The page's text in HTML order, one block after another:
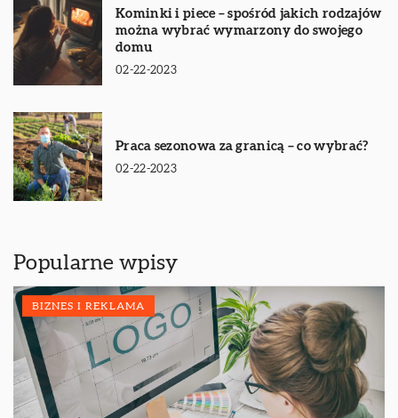
Kominki i piece – spośród jakich rodzajów
można wybrać wymarzony do swojego
domu
02-22-2023
Praca sezonowa za granicą – co wybrać?
02-22-2023
Popularne wpisy
BIZNES I REKLAMA